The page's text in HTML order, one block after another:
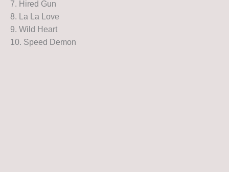
7. Hired Gun
8. La La Love
9. Wild Heart
10. Speed Demon